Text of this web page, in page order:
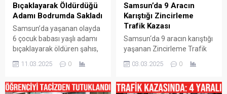
Bıçaklayarak Öldürdüğü
Adamı Bodrumda Sakladı
Samsun’da yaşanan olayda
6 çocuk babası yaşlı adamı
bıçaklayarak öldüren şahıs,
babasının evinin
Korkunç olay, Samsun’un
11.03.2025 0
Samsun’da 9 Aracın
Karıştığı Zincirleme
Trafik Kazası
Samsun‘da 9 aracın karıştığı
yaşanan Zincirleme Trafik
yaralanan olmadığı ve
bildirildi. Samsun‘un Canik
03.03.2025 0